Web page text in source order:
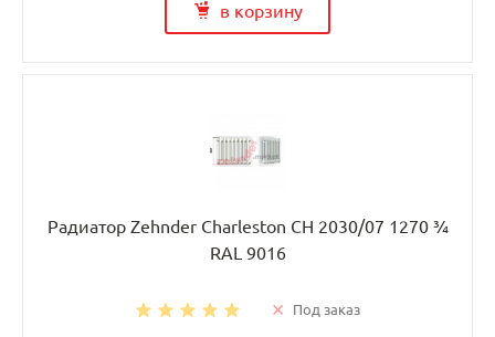
в корзину
Радиатор Zehnder Charleston CH 2030/07 1270 ¾
RAL 9016
Под заказ